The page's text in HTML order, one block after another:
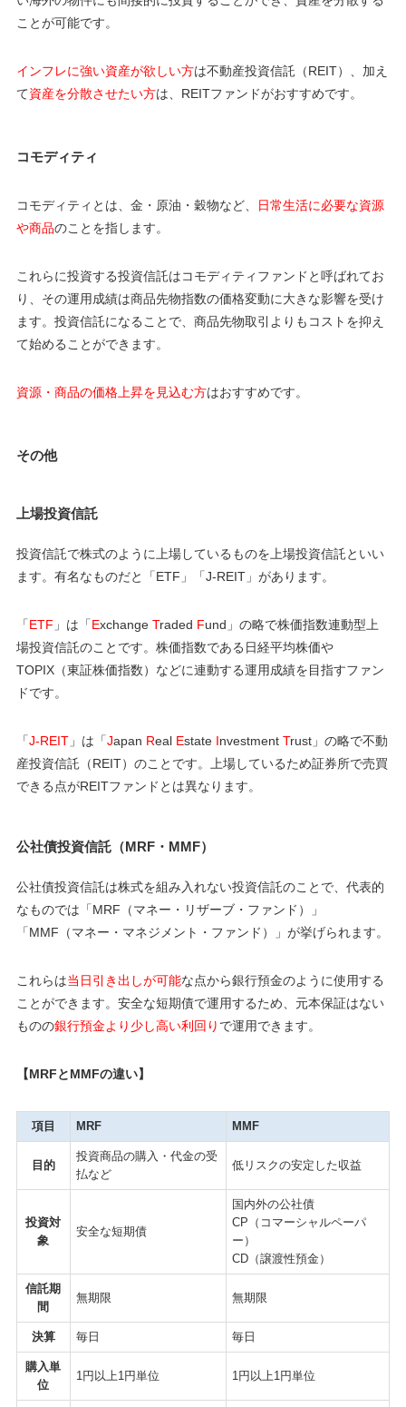
ことが可能です。
インフレに強い資産が欲しい方は不動産投資信託（REIT）、加え
て資産を分散させたい方は、REITファンドがおすすめです。
コモディティ
コモディティとは、金・原油・穀物など、
日常生活に必要な資源
や商品のことを指します。
これらに投資する投資信託はコモディティファンドと呼ばれてお
り、その運用成績は商品先物指数の価格変動に大きな影響を受け
ます。投資信託になることで、商品先物取引よりもコストを抑え
て始めることができます。
資源・商品の価格上昇を見込む方はおすすめです。
その他
上場投資信託
投資信託で株式のように上場しているものを上場投資信託といい
ます。有名なものだと「ETF」「J-REIT」があります。
「ETF 」は「Exchange Traded Fund」の略で株価指数連動型上
場投資信託のことです。株価指数である日経平均株価や
TOPIX（東証株価指数）などに連動する運用成績を目指すファン
ドです。
「J-REIT」は「Japan Real Estate Investment Trust」の略で不動
産投資信託（REIT）のことです。上場しているため証券所で売買
できる点がREITファンドとは異なります。
公社債投資信託（MRF・MMF）
公社債投資信託は株式を組み入れない投資信託のことで、代表的
なものでは「MRF（マネー・リザーブ・ファンド）」
「MMF（マネー・マネジメント・ファンド）」が挙げられます。
これらは当日引き出しが可能な点から銀行預金のように使用する
ことができます。安全な短期債で運用するため、元本保証はない
ものの銀行預金より少し高い利回り で運用できます。
【MRFとMMFの違い】
項目 MRF MMF
目的
投資商品の購入・代金の受
払など
低リスクの安定した収益
投資対
象
安全な短期債
国内外の公社債
CP（コマーシャルペーパ
ー）
CD（譲渡性預金）
信託期
間
無期限 無期限
決算 毎日 毎日
購入単
位
1円以上1円単位 1円以上1円単位